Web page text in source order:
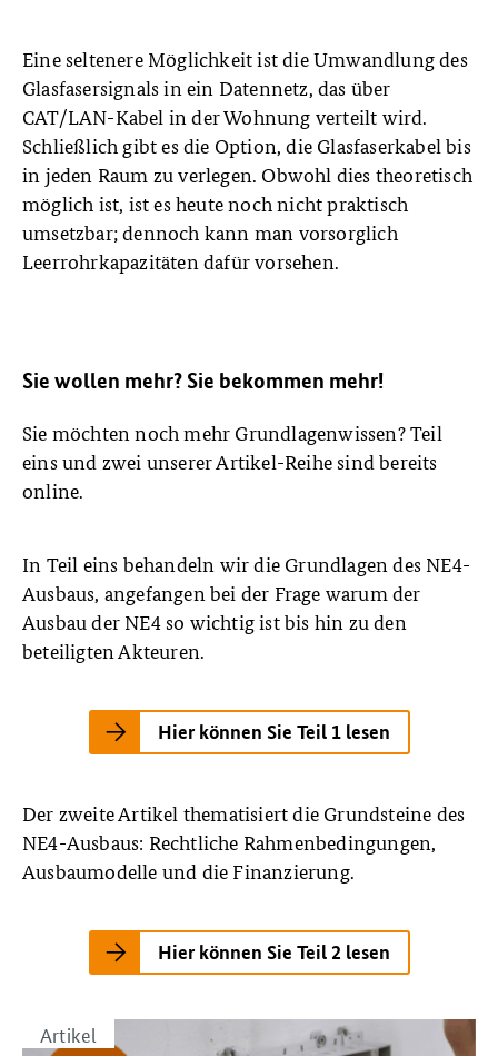
Eine seltenere Möglichkeit ist die Umwandlung des
Glasfasersignals in ein Datennetz, das über
CAT/LAN-Kabel in der Wohnung verteilt wird.
Schließlich gibt es die Option, die Glasfaserkabel bis
in jeden Raum zu verlegen. Obwohl dies theoretisch
möglich ist, ist es heute noch nicht praktisch
umsetzbar; dennoch kann man vorsorglich
Leerrohrkapazitäten dafür vorsehen.
Sie wollen mehr? Sie bekommen mehr!
Sie möchten noch mehr Grundlagenwissen? Teil
eins und zwei unserer Artikel-Reihe sind bereits
online.
In Teil eins behandeln wir die Grundlagen des NE4-
Ausbaus, angefangen bei der Frage warum der
Ausbau der NE4 so wichtig ist bis hin zu den
beteiligten Akteuren.
Hier können Sie Teil 1 lesen
Der zweite Artikel thematisiert die Grundsteine des
NE4-Ausbaus: Rechtliche Rahmenbedingungen,
Ausbaumodelle und die Finanzierung.
Hier können Sie Teil 2 lesen
Artikel